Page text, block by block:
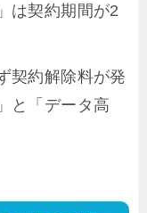
は契約期間が2
契約解除料が発
と「データ高